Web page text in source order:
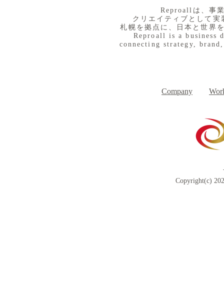
​Reproallは、事
クリエイティブとして
札幌を拠点に、日本と世界
Reproall is a business
connecting strategy,
Company
Copyright(c)